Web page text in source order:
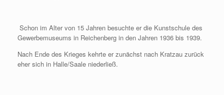
Schon im Alter von 15 Jahren besuchte er die Kunstschule des
Gewerbemuseums in Reichenberg in den Jahren 1936 bis 1939.
Nach Ende des Krieges kehrte er zunächst nach Kratzau zurück
eher sich in Halle/Saale niederließ.